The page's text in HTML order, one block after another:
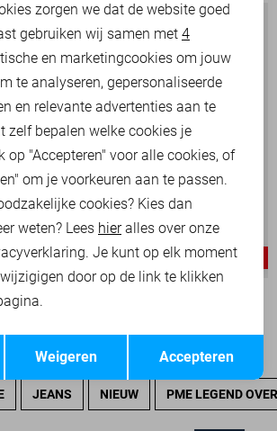
-25%
JEANS NIEUW PME LEGEND
cookies
Opslaan
zorgen we dat de website goed
gebruiken wij samen met 4
en marketingcookies om jouw
te analyseren, gepersonaliseerde
en relevante advertenties aan te
zelf bepalen welke cookies je
op "Accepteren" voor alle cookies, of
om je voorkeuren aan te passen.
cookies? Kies dan
weten? Lees hieralles over onze
Je kunt op elk moment
door op de link te klikken
Accepteren
Weigeren